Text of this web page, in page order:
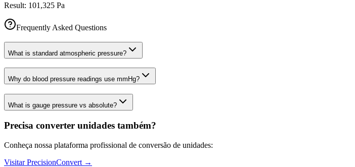
Result: 101,325 Pa
Frequently Asked Questions
What is standard atmospheric pressure?
Why do blood pressure readings use mmHg?
What is gauge pressure vs absolute?
Precisa converter unidades também?
Conheça nossa plataforma profissional de conversão de unidades:
Visitar PrecisionConvert →